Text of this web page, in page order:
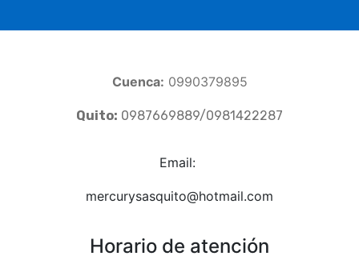
Cuenca: 0990379895
Quito: 0987669889/0981422287
Email:
mercurysasquito@hotmail.com
Horario de atención